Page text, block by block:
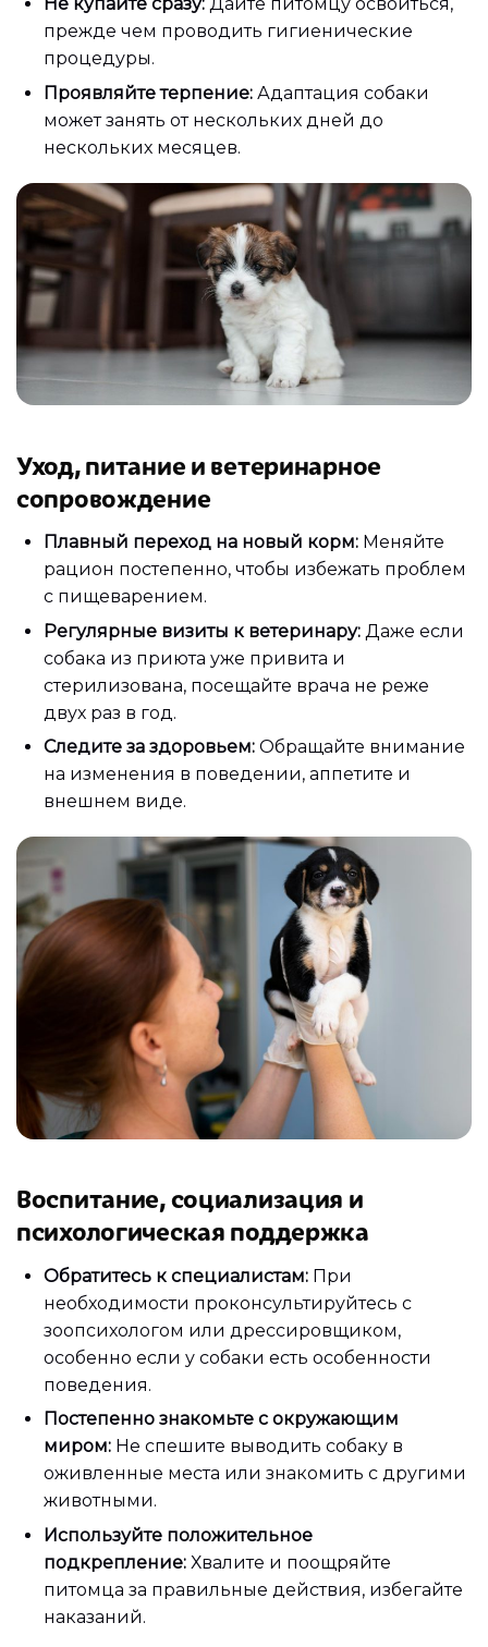
прежде чем проводить гигиенические
процедуры.
Проявляйте терпение: Адаптация собаки
может занять от нескольких дней до
нескольких месяцев.
Уход, питание и ветеринарное
сопровождение
Плавный переход на новый корм: Меняйте
рацион постепенно, чтобы избежать проблем
с пищеварением.
Регулярные визиты к ветеринару: Даже если
собака из приюта уже привита и
стерилизована, посещайте врача не реже
двух раз в год.
Следите за здоровьем: Обращайте внимание
на изменения в поведении, аппетите и
внешнем виде.
Воспитание, социализация и
психологическая поддержка
Обратитесь к специалистам: При
необходимости проконсультируйтесь с
зоопсихологом или дрессировщиком,
особенно если у собаки есть особенности
поведения.
Постепенно знакомьте с окружающим
миром: Не спешите выводить собаку в
оживленные места или знакомить с другими
животными.
Используйте положительное
подкрепление: Хвалите и поощряйте
питомца за правильные действия, избегайте
наказаний.